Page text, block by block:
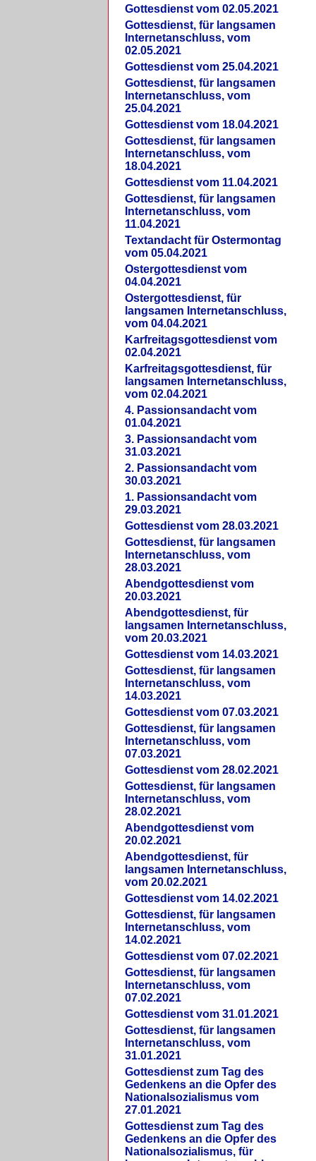
Gottesdienst vom 02.05.2021
Gottesdienst, für langsamen
Internetanschluss, vom
02.05.2021
Gottesdienst vom 25.04.2021
Gottesdienst, für langsamen
Internetanschluss, vom
25.04.2021
Gottesdienst vom 18.04.2021
Gottesdienst, für langsamen
Internetanschluss, vom
18.04.2021
Gottesdienst vom 11.04.2021
Gottesdienst, für langsamen
Internetanschluss, vom
11.04.2021
Textandacht für Ostermontag
vom 05.04.2021
Ostergottesdienst vom
04.04.2021
Ostergottesdienst, für
langsamen Internetanschluss,
vom 04.04.2021
Karfreitagsgottesdienst vom
02.04.2021
Karfreitagsgottesdienst, für
langsamen Internetanschluss,
vom 02.04.2021
4. Passionsandacht vom
01.04.2021
3. Passionsandacht vom
31.03.2021
2. Passionsandacht vom
30.03.2021
1. Passionsandacht vom
29.03.2021
Gottesdienst vom 28.03.2021
Gottesdienst, für langsamen
Internetanschluss, vom
28.03.2021
Abendgottesdienst vom
20.03.2021
Abendgottesdienst, für
langsamen Internetanschluss,
vom 20.03.2021
Gottesdienst vom 14.03.2021
Gottesdienst, für langsamen
Internetanschluss, vom
14.03.2021
Gottesdienst vom 07.03.2021
Gottesdienst, für langsamen
Internetanschluss, vom
07.03.2021
Gottesdienst vom 28.02.2021
Gottesdienst, für langsamen
Internetanschluss, vom
28.02.2021
Abendgottesdienst vom
20.02.2021
Abendgottesdienst, für
langsamen Internetanschluss,
vom 20.02.2021
Gottesdienst vom 14.02.2021
Gottesdienst, für langsamen
Internetanschluss, vom
14.02.2021
Gottesdienst vom 07.02.2021
Gottesdienst, für langsamen
Internetanschluss, vom
07.02.2021
Gottesdienst vom 31.01.2021
Gottesdienst, für langsamen
Internetanschluss, vom
31.01.2021
Gottesdienst zum Tag des
Gedenkens an die Opfer des
Nationalsozialismus vom
27.01.2021
Gottesdienst zum Tag des
Gedenkens an die Opfer des
Nationalsozialismus, für